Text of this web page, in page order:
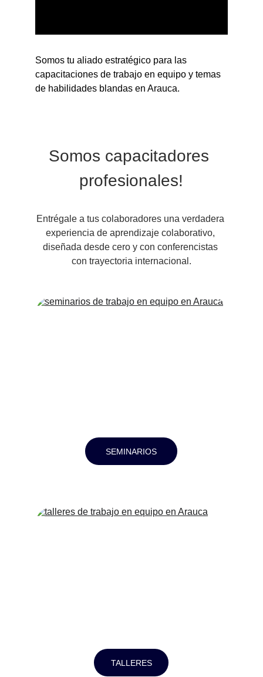
Somos tu aliado estratégico para las
capacitaciones de trabajo en equipo y temas
de habilidades blandas en Arauca.
Somos capacitadores
profesionales!
Entrégale a tus colaboradores una verdadera
experiencia de aprendizaje colaborativo,
diseñada desde cero y con conferencistas
con trayectoria internacional.
SEMINARIOS
TALLERES